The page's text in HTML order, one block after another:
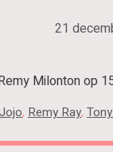
21
Milonton op
, Remy Ray,